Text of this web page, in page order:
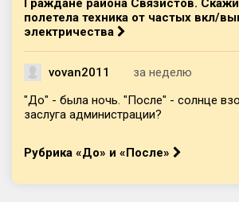
Граждане района Связистов.
полетела техника от частых вкл/
электричества
vovan2011 за неделю
"До" - была ночь. "После" - солнце
заслуга администрации?
Рубрика «До» и «После»